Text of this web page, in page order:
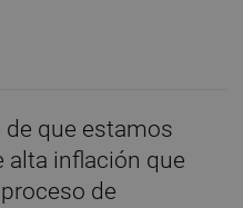
de que estamos
alta inflación que
de